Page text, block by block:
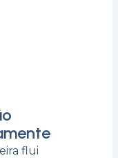
flui